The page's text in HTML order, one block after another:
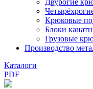
Двурогие
Крюковые
Блоки
Грузовые
Производство
Каталоги
PDF